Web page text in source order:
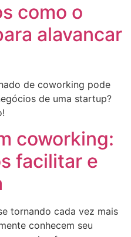
como o
alavancar
de coworking pode
de uma startup?
coworking:
facilitar e
tornando cada vez mais
conhecem seu